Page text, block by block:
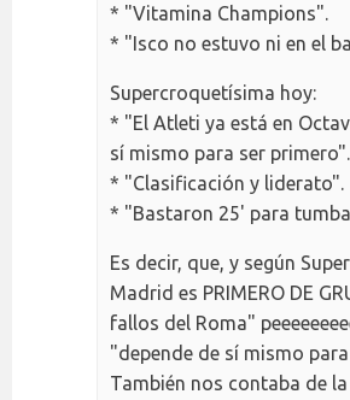
* "Vitamina Champions".
* "Isco no estuvo ni en el
Supercroquetísima hoy:
* "El Atleti ya está en
sí mismo para ser primero".
* "Clasificación y liderato".
* "Bastaron 25' para
Es decir, que, y según
Madrid es PRIMERO DE
fallos del Roma"
"depende de sí mismo
También nos contaba de